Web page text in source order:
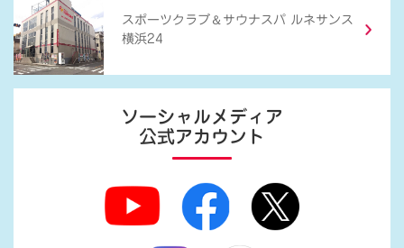
スポーツクラブ ＆ サウナスパ ルネサンス
横浜24
ソーシャルメディア
公式アカウント